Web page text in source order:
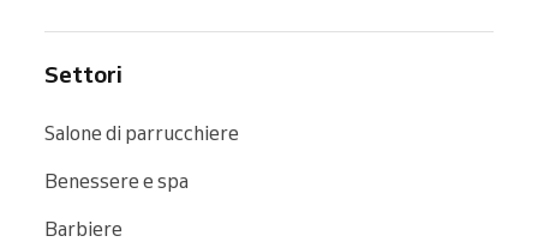
Settori
Salone di parrucchiere
Benessere e spa
Barbiere